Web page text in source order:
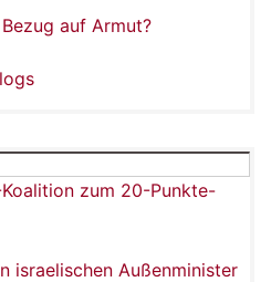
auf Armut?
zum 20-Punkte-
israelischen Außenminister